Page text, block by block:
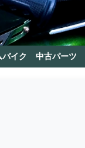
イク 中古パーツ